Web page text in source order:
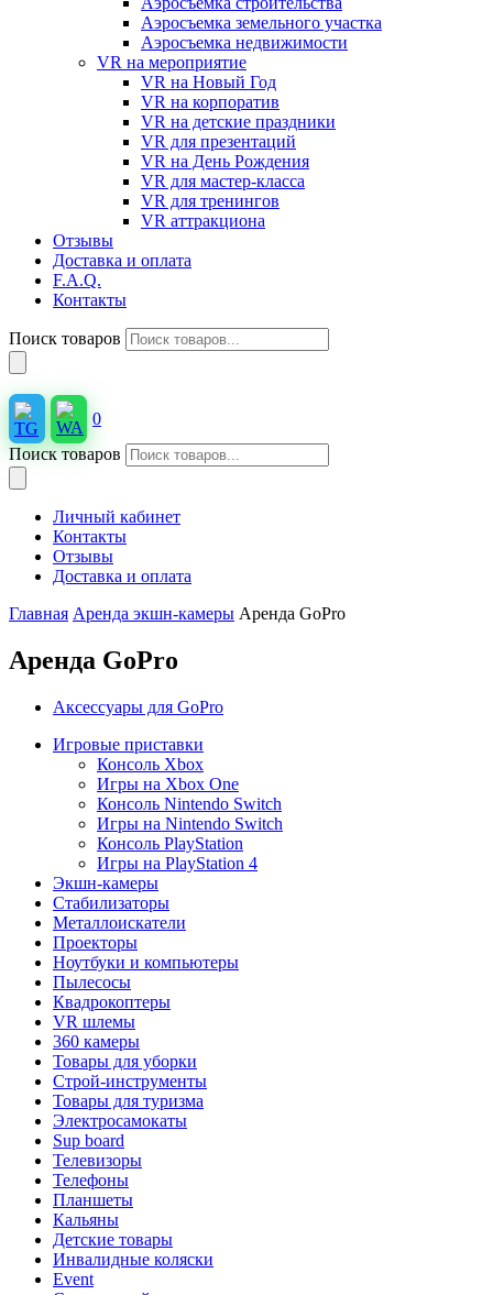
Аэросъемка земельного участка
Аэросъемка недвижимости
VR на мероприятие
VR на Новый Год
VR на корпоратив
VR на детские праздники
VR для презентаций
VR на День Рождения
VR для мастер-класса
VR для тренингов
VR аттракциона
Отзывы
Доставка и оплата
F.A.Q.
Контакты
Поиск товаров
0
Поиск товаров
Личный кабинет
Контакты
Отзывы
Доставка и оплата
Главная Аренда экшн-камеры Аренда GoPro
Аренда GoPro
Аксессуары для GoPro
Игровые приставки
Консоль Xbox
Игры на Xbox One
Консоль Nintendo Switch
Игры на Nintendo Switch
Консоль PlayStation
Игры на PlayStation 4
Экшн-камеры
Стабилизаторы
Металлоискатели
Проекторы
Ноутбуки и компьютеры
Пылесосы
Квадрокоптеры
VR шлемы
360 камеры
Товары для уборки
Строй-инструменты
Товары для туризма
Электросамокаты
Sup board
Телевизоры
Телефоны
Планшеты
Кальяны
Детские товары
Инвалидные коляски
Event